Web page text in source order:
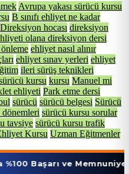
Avrupa yakası sürücü kursu
B sınıfı ehliyet ne kadar
Direksiyon hocası direksiyon
olana direksiyon dersi
ehliyet nasıl alınır
ehliyet sınav yerleri ehliyet
ileri sürüş teknikleri
kursu kursu Manuel mi
ehliyeti Park etme dersi
sürücü sürücü belgesi Sürücü
sürücü kursu sorular
tavsiye sürücü kursu trafik
Kursu Uzman Eğitmenler
ve Memnuniyet Oranı